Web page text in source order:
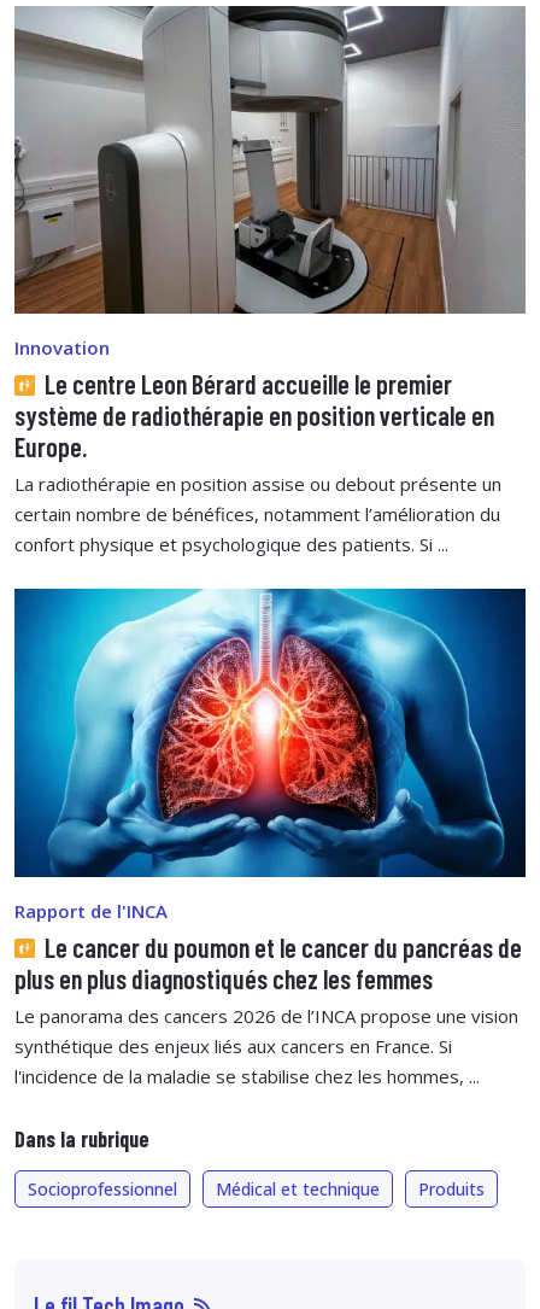
Innovation
Le centre Leon Bérard accueille le premier
système de radiothérapie en position verticale en
Europe.
La radiothérapie en position assise ou debout présente un
certain nombre de bénéfices, notamment l’amélioration du
confort physique et psychologique des patients. Si ...
Rapport de l'INCA
Le cancer du poumon et le cancer du pancréas de
plus en plus diagnostiqués chez les femmes
Le panorama des cancers 2026 de l’INCA propose une vision
synthétique des enjeux liés aux cancers en France. Si
l'incidence de la maladie se stabilise chez les hommes, ...
Dans la rubrique
Socioprofessionnel Médical et technique Produits